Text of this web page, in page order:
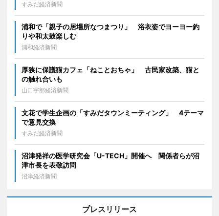
すみだ経済新聞
浦和で「親子の居場所なつまつり」 浴衣姿でヨーヨー釣
りや和太鼓楽しむ
浦和経済新聞
厚狭に保護猫カフェ「ねことおちゃ」 古民家改築、猫と
の触れ合いも
山口宇部経済新聞
文花で学生企画の「すみだタウンミーティング」 4テーマ
で意見交換
すみだ経済新聞
沼津発祥の医学研究会「U-TECH」開催へ 関係者らが沼
津市長を表敬訪問
沼津経済新聞
プレスリリース